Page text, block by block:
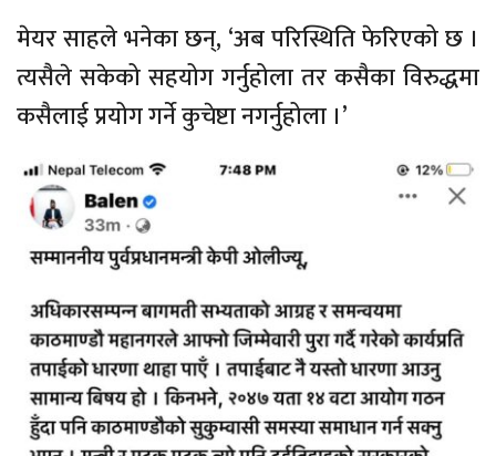
मेयर साहले भनेका छन्, ‘अब परिस्थिति फेरिएको छ ।
त्यसैले सकेको सहयोग गर्नुहोला तर कसैका विरुद्धमा
कसैलाई प्रयोग गर्ने कुचेष्टा नगर्नुहोला ।’